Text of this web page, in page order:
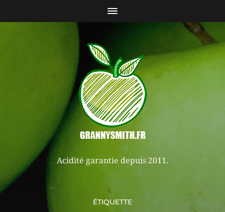
Acidité garantie depuis 2011.
ÉTIQUETTE